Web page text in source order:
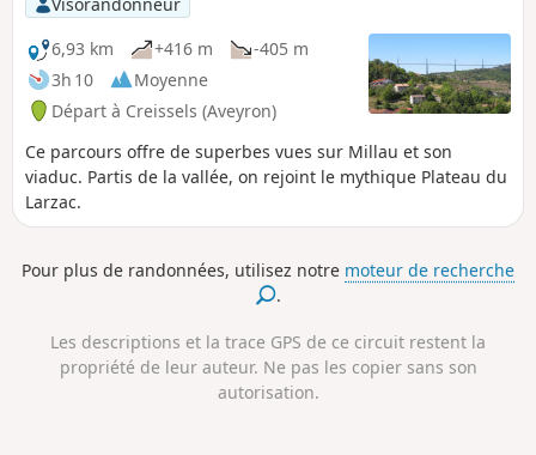
6,93 km
+416 m
-405 m
3h 10
Moyenne
Départ à Creissels (Aveyron)
Ce parcours offre de superbes vues sur Millau et son
viaduc. Partis de la vallée, on rejoint le mythique Plateau du
Larzac.
Pour plus de randonnées, utilisez notre moteur de recherche
.
Les descriptions et la trace GPS de ce circuit restent la
propriété de leur auteur. Ne pas les copier sans son
autorisation.